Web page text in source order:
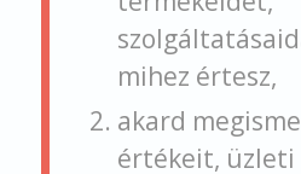
mihez értesz,
akard
értékeit,